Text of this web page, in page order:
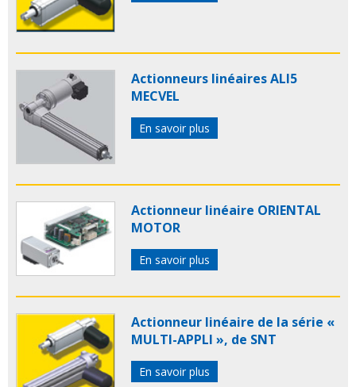
Actionneurs linéaires ALI5
MECVEL
En savoir plus
Actionneur linéaire ORIENTAL
MOTOR
En savoir plus
Actionneur linéaire de la série «
MULTI-APPLI », de SNT
En savoir plus